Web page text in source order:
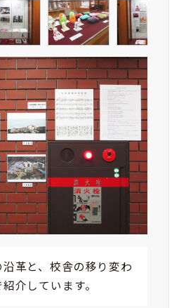
革と、校舎の移り変わ
介しています。